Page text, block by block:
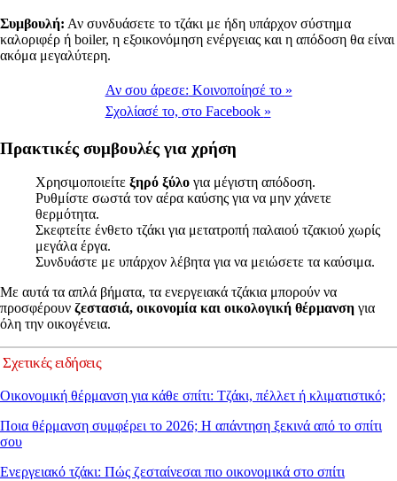
Συμβουλή: Αν συνδυάσετε το τζάκι με ήδη υπάρχον σύστημα
καλοριφέρ ή boiler, η εξοικονόμηση ενέργειας και η απόδοση θα είναι
ακόμα μεγαλύτερη.
Αν σου άρεσε: Κοινοποίησέ το »
Σχολίασέ το, στο Facebook »
Πρακτικές συμβουλές για χρήση
Χρησιμοποιείτε ξηρό ξύλο για μέγιστη απόδοση.
Ρυθμίστε σωστά τον αέρα καύσης για να μην χάνετε
θερμότητα.
Σκεφτείτε ένθετο τζάκι για μετατροπή παλαιού τζακιού χωρίς
μεγάλα έργα.
Συνδυάστε με υπάρχον λέβητα για να μειώσετε τα καύσιμα.
Με αυτά τα απλά βήματα, τα ενεργειακά τζάκια μπορούν να
προσφέρουν ζεστασιά, οικονομία και οικολογική θέρμανση για
όλη την οικογένεια.
Σχετικές ειδήσεις
Οικονομική θέρμανση για κάθε σπίτι: Τζάκι, πέλλετ ή κλιματιστικό;
Ποια θέρμανση συμφέρει το 2026; Η απάντηση ξεκινά από το σπίτι
σου
Ενεργειακό τζάκι: Πώς ζεσταίνεσαι πιο οικονομικά στο σπίτι